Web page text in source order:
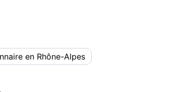
en Rhône-Alpes